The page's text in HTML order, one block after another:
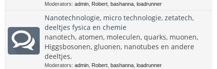
Moderators: admin Robert bashanna loadrunner
Nanotechnologie, micro technologie, zetatech,
deeltjes fysica en chemie
nanotech, atomen, moleculen, quarks, muonen,
Higgsbosonen, gluonen, nanotubes en andere
deeltjes.
Moderators: admin Robert bashanna loadrunner